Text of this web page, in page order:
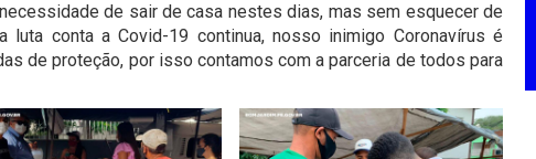
de sair de casa nestes dias, mas sem esquecer de
conta a Covid-19 continua, nosso inimigo Coronavírus é
de proteção, por isso contamos com a parceria de todos para